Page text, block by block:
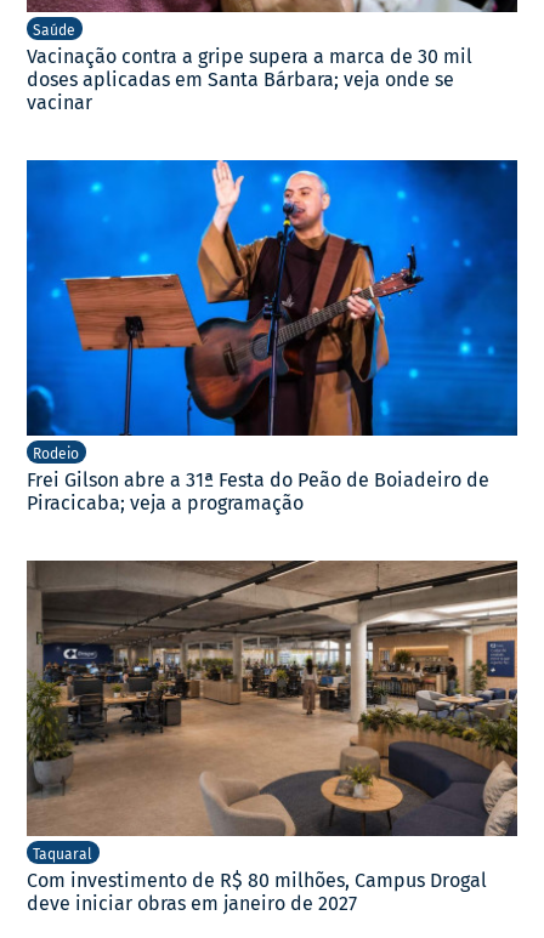
Saúde
Vacinação contra a gripe supera a marca de 30 mil
doses aplicadas em Santa Bárbara; veja onde se
vacinar
Rodeio
Frei Gilson abre a 31ª Festa do Peão de Boiadeiro de
Piracicaba; veja a programação
Taquaral
Com investimento de R$ 80 milhões, Campus Drogal
deve iniciar obras em janeiro de 2027